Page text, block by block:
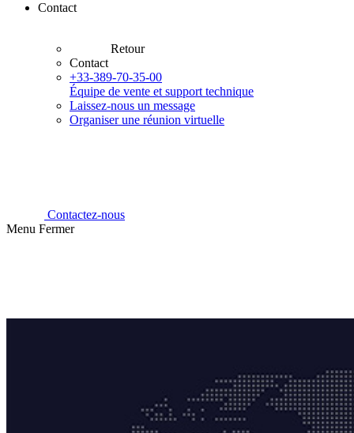
Contact
Retour
Contact
+33-389-70-35-00
Équipe de vente et support technique
Laissez-nous un message
Organiser une réunion virtuelle
Contactez-nous
Menu Fermer